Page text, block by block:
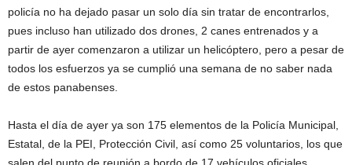
policía no ha dejado pasar un solo día sin tratar de encontrarlos,
pues incluso han utilizado dos drones, 2 canes entrenados y a
partir de ayer comenzaron a utilizar un helicóptero, pero a pesar de
todos los esfuerzos ya se cumplió una semana de no saber nada
de estos panabenses.
Hasta el día de ayer ya son 175 elementos de la Policía Municipal,
Estatal, de la PEI, Protección Civil, así como 25 voluntarios, los que